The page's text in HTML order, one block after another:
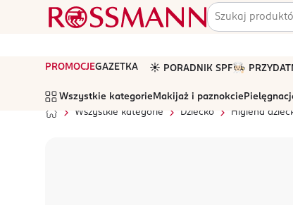
PROMOCJEGAZETKA ☀️ PORADNIK SPF🧑🏻‍🍳
Wszystkie kategorie Makijaż i paznokcie
Wszystkie kategorie
Dziecko Higiena